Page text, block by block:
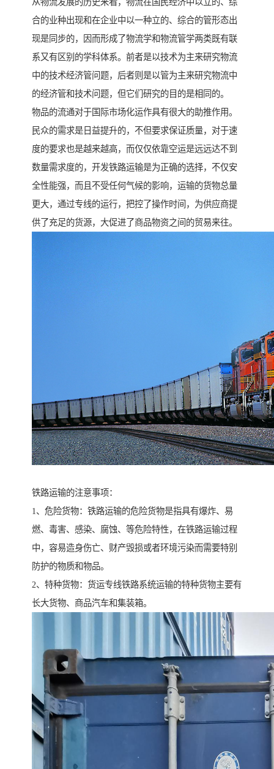
从物流发展的历史来看，物流在国民经济中以立的、综
合的业种出现和在企业中以一种立的、综合的管形态出
现是同步的，因而形成了物流学和物流管学两类既有联
系又有区别的学科体系。前者是以技术为主来研究物流
中的技术经济管问题，后者则是以管为主来研究物流中
的经济管和技术问题，但它们研究的目的是相同的。
物品的流通对于国际市场化运作具有很大的助推作用。
民众的需求是日益提升的，不但要求保证质量，对于速
度的要求也是越来越高，而仅仅依靠空运是远远达不到
数量需求度的，开发铁路运输是为正确的选择，不仅安
全性能强，而且不受任何气候的影响，运输的货物总量
更大，通过专线的运行，把控了操作时间，为供应商提
供了充足的货源，大促进了商品物资之间的贸易来往。
铁路运输的注意事项：
1、危险货物：铁路运输的危险货物是指具有爆炸、易
燃、毒害、感染、腐蚀、等危险特性，在铁路运输过程
中，容易造身伤亡、财产毁损或者环境污染而需要特别
防护的物质和物品。
2、特种货物：货运专线铁路系统运输的特种货物主要有
长大货物、商品汽车和集装箱。